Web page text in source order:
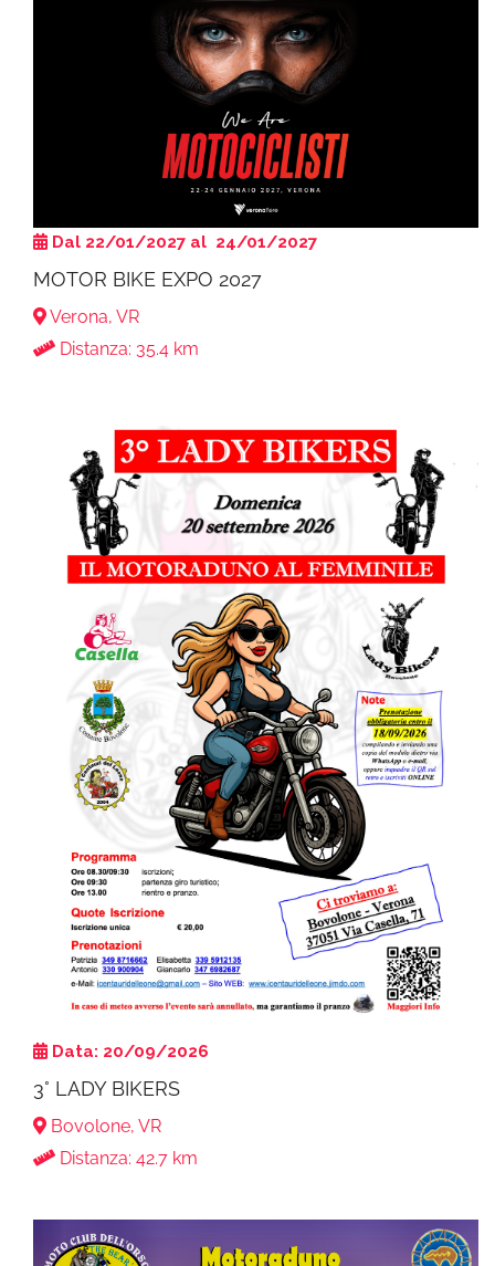
Dal 22/01/2027 al 24/01/2027
MOTOR BIKE EXPO 2027
Verona, VR
Distanza: 35.4 km
Data: 20/09/2026
3° LADY BIKERS
Bovolone, VR
Distanza: 42.7 km